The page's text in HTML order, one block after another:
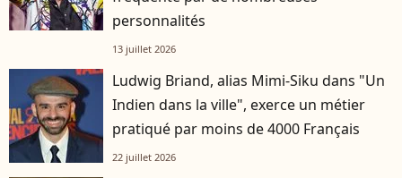
personnalités
13 juillet 2026
Ludwig Briand, alias Mimi-Siku dans "Un
Indien dans la ville", exerce un métier
pratiqué par moins de 4000 Français
22 juillet 2026